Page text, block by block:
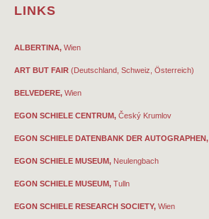
LINKS
ALBERTINA, Wien
ART BUT FAIR (Deutschland, Schweiz, Österreich)
BELVEDERE, Wien
EGON SCHIELE CENTRUM, Český Krumlov
EGON SCHIELE DATENBANK DER AUTOGRAPHEN,
EGON SCHIELE MUSEUM, Neulengbach
EGON SCHIELE MUSEUM, Tulln
EGON SCHIELE RESEARCH SOCIETY, Wien